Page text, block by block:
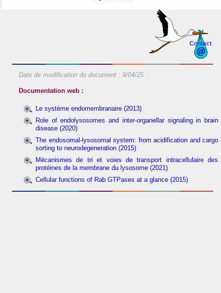
Contact
Date de modification du document : 9/04/25
Documentation web :
Le système endomembranaire (2013)
Role of endolysosomes and inter-organellar signaling in brain
disease (2020)
The endosomal-lysosomal system: from acidification and cargo
sorting to neurodegeneration (2015)
Mécanismes de tri et voies de transport intracellulaire des
protéines de la membrane du lysosome (2021)
Cellular functions of Rab GTPases at a glance (2015)